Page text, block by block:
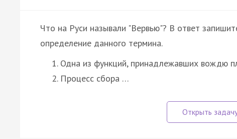
Что на Руси называли "Вервью"? В ответ
определение данного термина.
Одна из функций, принадлежавших вождю
Процесс сбора …